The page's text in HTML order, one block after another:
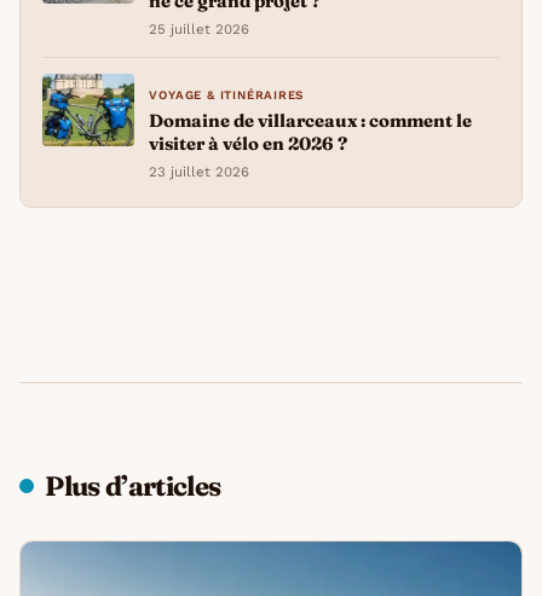
25 juillet 2026
VOYAGE & ITINÉRAIRES
Domaine de villarceaux : comment le
visiter à vélo en 2026 ?
23 juillet 2026
Plus d’articles